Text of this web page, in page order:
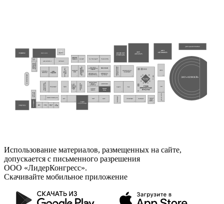
Использование материалов, размещенных на сайте,
допускается с письменного разрешения
ООО «ЛидерКонгресс».
Скачивайте мобильное приложение